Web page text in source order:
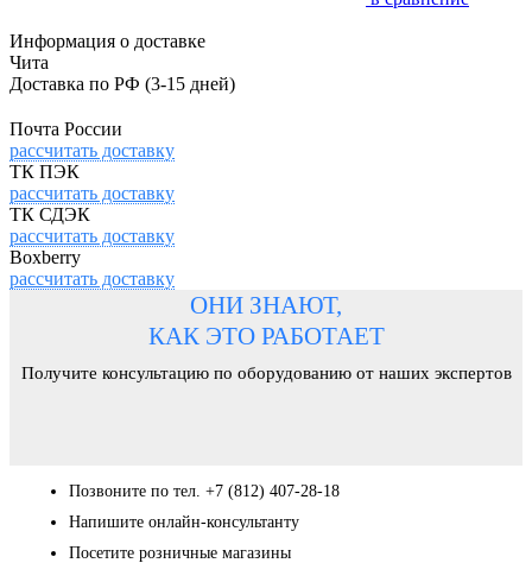
Информация о доставке
Чита
Доставка по РФ (3-15 дней)
Почта России
рассчитать доставку
ТК ПЭК
рассчитать доставку
ТК СДЭК
рассчитать доставку
Boxberry
рассчитать доставку
ОНИ ЗНАЮТ,
КАК ЭТО РАБОТАЕТ
Получите консультацию по оборудованию от наших экспертов
Позвоните по тел. +7 (812) 407-28-18
Напишите онлайн-консультанту
Посетите розничные магазины